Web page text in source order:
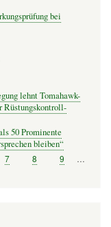
bei
lehnt Tomahawk-
Rüstungskontroll-
50 Prominente
bleiben“
Seite
7 Seite
8 Seite
9
…